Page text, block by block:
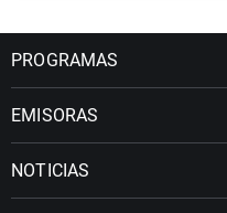
PROGRAMAS
EMISORAS
NOTICIAS